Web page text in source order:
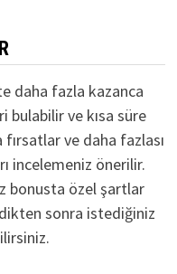
daha fazla kazanca
bulabilir ve kısa süre
ve daha fazlası
incelemeniz önerilir.
bonusta özel şartlar
sonra istediğiniz